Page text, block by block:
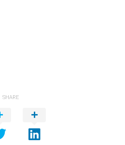
SHARE